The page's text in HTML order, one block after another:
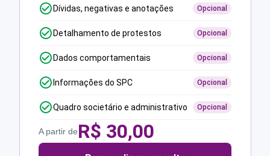
Dívidas, negativas e anotações Opcional
Detalhamento de protestos Opcional
Dados comportamentais Opcional
Informações do SPC Opcional
Quadro societário e administrativo Opcional
A partir deR$ 30,00